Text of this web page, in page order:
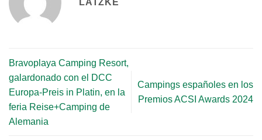
LATZKE
Bravoplaya Camping Resort,
galardonado con el DCC
Europa-Preis in Platin, en la
feria Reise+Camping de
Alemania
Campings españoles en los
Premios ACSI Awards 2024